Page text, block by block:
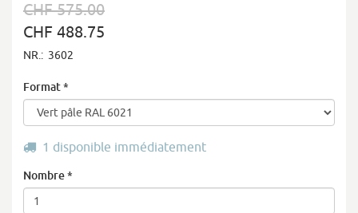
CHF 575.00
CHF 488.75
NR.: 3602
Format*
1 disponible immédiatement
Nombre*